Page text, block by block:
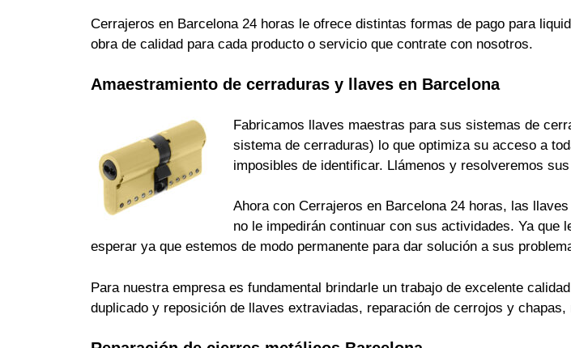
Cerrajeros en Barcelona 24 horas le ofrece distintas formas de pago para
obra de calidad para cada producto o servicio que contrate con nosotros.
Amaestramiento de cerraduras y llaves en Barcelona
Fabricamos llaves maestras para sus sistemas de
sistema de cerraduras) lo que optimiza su acceso a
imposibles de identificar. Llámenos y resolveremos
Ahora con Cerrajeros en Barcelona 24 horas, las
no le impedirán continuar con sus actividades. Ya que
esperar ya que estemos de modo permanente para dar solución a sus
Para nuestra empresa es fundamental brindarle un trabajo de excelente
duplicado y reposición de llaves extraviadas, reparación de cerrojos y